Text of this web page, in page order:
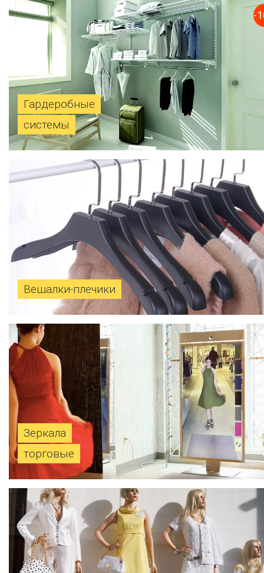
-
Гардеробные
системы
Вешалки-плечики
Зеркала
торговые